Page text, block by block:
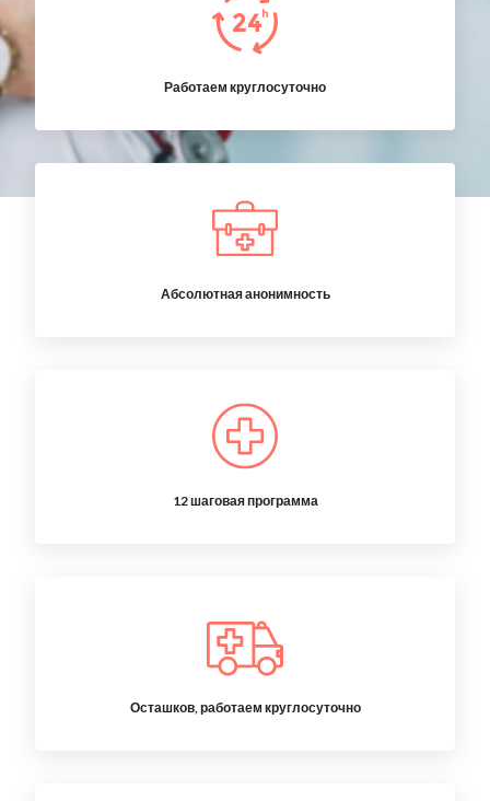
Работаем круглосуточно
Абсолютная анонимность
12 шаговая программа
Осташков, работаем круглосуточно